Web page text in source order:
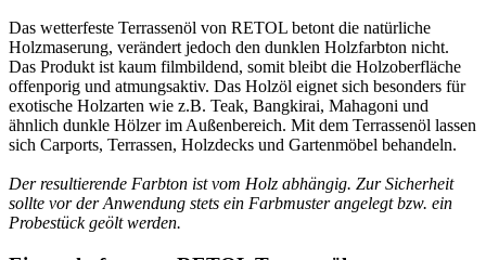
Das wetterfeste Terrassenöl von RETOL betont die natürliche
Holzmaserung, verändert jedoch den dunklen Holzfarbton nicht.
Das Produkt ist kaum filmbildend, somit bleibt die Holzoberfläche
offenporig und atmungsaktiv. Das Holzöl eignet sich besonders für
exotische Holzarten wie z.B. Teak, Bangkirai, Mahagoni und
ähnlich dunkle Hölzer im Außenbereich. Mit dem Terrassenöl lassen
sich Carports, Terrassen, Holzdecks und Gartenmöbel behandeln.
Der resultierende Farbton ist vom Holz abhängig. Zur Sicherheit
sollte vor der Anwendung stets ein Farbmuster angelegt bzw. ein
Probestück geölt werden.